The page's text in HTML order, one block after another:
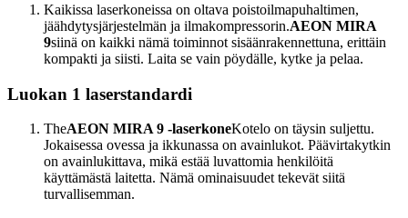
Kaikissa laserkoneissa on oltava poistoilmapuhaltimen,
jäähdytysjärjestelmän ja ilmakompressorin.AEON MIRA
9siinä on kaikki nämä toiminnot sisäänrakennettuna, erittäin
kompakti ja siisti. Laita se vain pöydälle, kytke ja pelaa.
Luokan 1 laserstandardi
TheAEON MIRA 9 -laserkoneKotelo on täysin suljettu.
Jokaisessa ovessa ja ikkunassa on avainlukot. Päävirtakytkin
on avainlukittava, mikä estää luvattomia henkilöitä
käyttämästä laitetta. Nämä ominaisuudet tekevät siitä
turvallisemman.